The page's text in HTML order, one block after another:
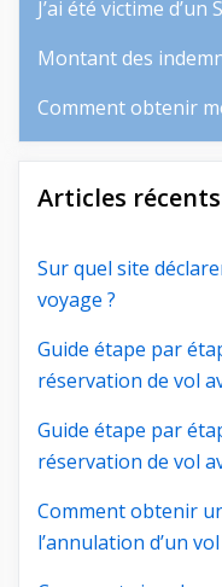
J’ai été victime
Montant des
Comment obtenir
Articles récents
Sur quel site
voyage ?
Guide étape par
réservation de vol
Guide étape par
réservation de vol
Comment obtenir
l’annulation d’un